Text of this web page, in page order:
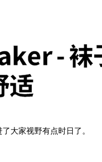
家视野有点时日了。